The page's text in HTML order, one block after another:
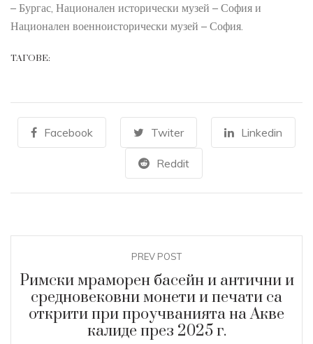
– Бургас, Национален исторически музей – София и
Национален военноисторически музей – София.
ТАГОВЕ:
Facebook Twiter Linkedin
Reddit
PREV POST
Римски мраморен басейн и антични и
средновековни монети и печати са
открити при проучванията на Акве
калиде през 2025 г.